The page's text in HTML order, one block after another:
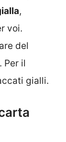
,
voi.
del
Per il
gialli.